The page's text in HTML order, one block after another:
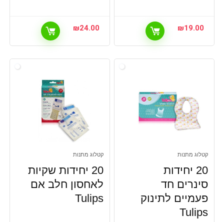
₪19.00
₪24.00
קטלוג מתנות
20 יחידות
סינרים חד
פעמיים לתינוק
Tulips
קטלוג מתנות
20 יחידות שקיות
לאחסון חלב אם
Tulips